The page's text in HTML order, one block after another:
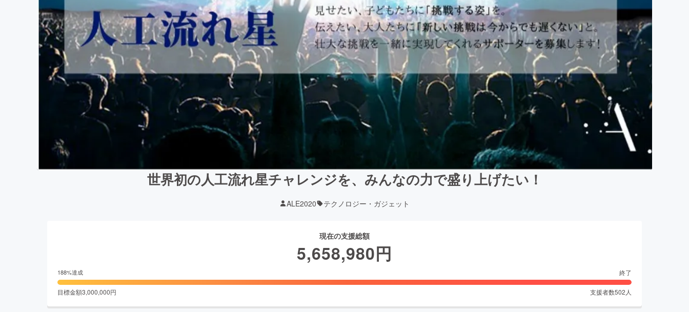
世界初の人工流れ星チャレンジを、みんなの力で盛り上げたい！
ALE2020 テクノロジー・ガジェット
現在の支援総額
5,658,980円
188%達成 終了
目標金額3,000,000円 支援者数502 人